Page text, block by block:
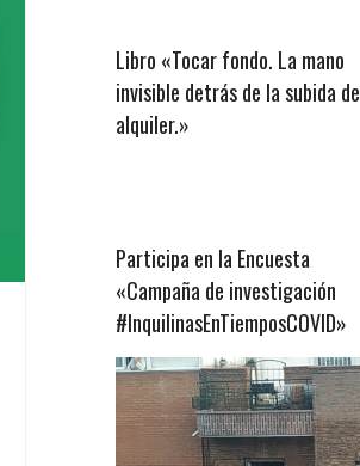
Libro «Tocar fondo. La mano
invisible detrás de la subida de
alquiler.»
Participa en la Encuesta
«Campaña de investigación
#InquilinasEnTiemposCOVID»